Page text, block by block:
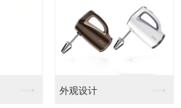
外观设计